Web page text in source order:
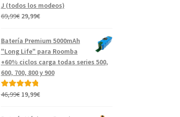
J (todos los modeos)
69,99€ El
original
era:
69,99€.
29,99€El
actual
29,99€.
Batería Premium 5000mAh
"Long Life" para Roomba
+60% ciclos carga todas series 500,
600, 700, 800 y 900
Valorado con
46,99€ El
original
19,99€El
actual